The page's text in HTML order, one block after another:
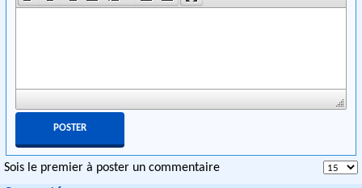
Sois le premier à poster un commentaire